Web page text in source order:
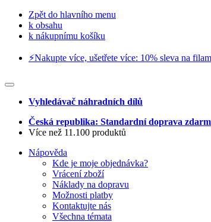
Zpět do hlavního menu
k obsahu
k nákupnímu košíku
⚡️Nakupte více, ušetřete více: 10% sleva na
Vyhledávač náhradních dílů
Česká republika: Standardní doprava
Více než 11.100 produktů
Nápověda
Kde je moje objednávka?
Vrácení zboží
Náklady na dopravu
Možnosti platby
Kontaktujte nás
Všechna témata